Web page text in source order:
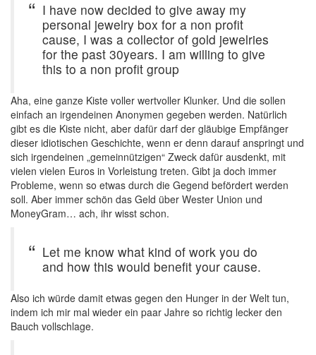
I have now decided to give away my
personal jewelry box for a non profit
cause, I was a collector of gold jewelries
for the past 30years. I am willing to give
this to a non profit group
Aha, eine ganze Kiste voller wertvoller Klunker. Und die sollen
einfach an irgendeinen Anonymen gegeben werden. Natürlich
gibt es die Kiste nicht, aber dafür darf der gläubige Empfänger
dieser idiotischen Geschichte, wenn er denn darauf anspringt und
sich irgendeinen „gemeinnützigen“ Zweck dafür ausdenkt, mit
vielen vielen Euros in Vorleistung treten. Gibt ja doch immer
Probleme, wenn so etwas durch die Gegend befördert werden
soll. Aber immer schön das Geld über Wester Union und
MoneyGram… ach, ihr wisst schon.
Let me know what kind of work you do
and how this would benefit your cause.
Also ich würde damit etwas gegen den Hunger in der Welt tun,
indem ich mir mal wieder ein paar Jahre so richtig lecker den
Bauch vollschlage.